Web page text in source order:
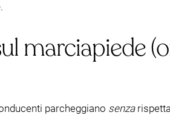
marciapiede
parcheggiano senza